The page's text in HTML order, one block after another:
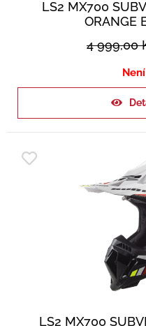
LS2 MX700
ORANGE
4 999,00
LS2 MX700